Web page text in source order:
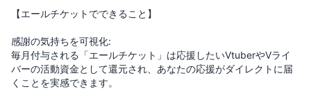
【エールチケットでできること】
感謝の気持ちを可視化:
毎月付与される「エールチケット」は応援したいVtuberやVライ
バーの活動資金として還元され、あなたの応援がダイレクトに届
くことを実感できます。